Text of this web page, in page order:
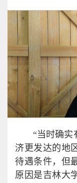
“当时确实
济更发达的地
待遇条件，但
原因是吉林大